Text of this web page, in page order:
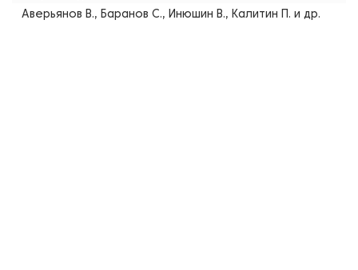
Аверьянов В., Баранов С., Инюшин В., Калитин П. и др.